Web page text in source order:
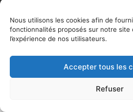
Nous utilisons les cookies afin de
fonctionnalités proposés sur notre site
l’expérience de nos utilisateurs.
Accepter tous les
Refuser
NEVERS | Propulsé